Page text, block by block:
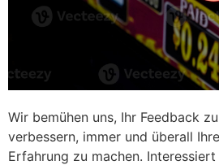
Wir bemühen uns, Ihr Feedback
verbessern, immer und überall
Erfahrung zu machen.